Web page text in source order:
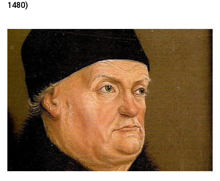
1480)